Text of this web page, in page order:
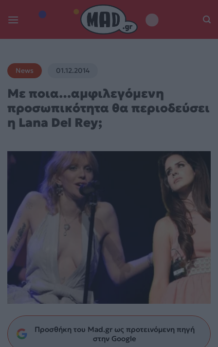
News 01.12.2014
Με ποια…αμφιλεγόμενη
προσωπικότητα θα περιοδεύσει
η Lana Del Rey;
Προσθήκη του Mad.gr ως προτεινόμενη πηγή
στην Google